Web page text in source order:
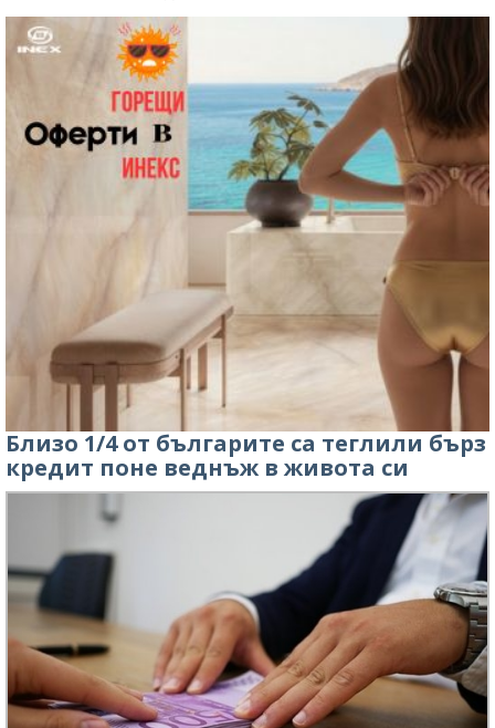
Близо 1/4 от българите са теглили бърз
кредит поне веднъж в живота си